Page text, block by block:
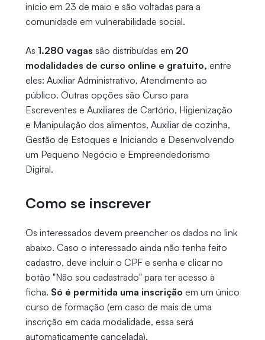
início em 23 de maio e são voltadas para a
comunidade em vulnerabilidade social.
As 1.280 vagas são distribuídas em 20
modalidades de curso online e gratuito, entre
eles: Auxiliar Administrativo, Atendimento ao
público. Outras opções são Curso para
Escreventes e Auxiliares de Cartório, Higienização
e Manipulação dos alimentos, Auxiliar de cozinha,
Gestão de Estoques e Iniciando e Desenvolvendo
um Pequeno Negócio e Empreendedorismo
Digital.
Como se inscrever
Os interessados devem preencher os dados no link
abaixo. Caso o interessado ainda não tenha feito
cadastro, deve incluir o CPF e senha e clicar no
botão "Não sou cadastrado" para ter acesso à
ficha. Só é permitida uma inscrição em um único
curso de formação (em caso de mais de uma
inscrição em cada modalidade, essa será
automaticamente cancelada).